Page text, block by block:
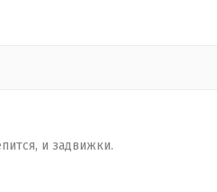
и задвижки.